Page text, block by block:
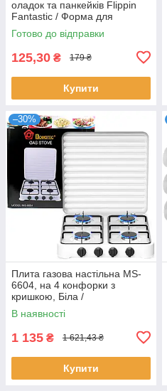
оладок та панкейків Flippin
Fantastic / Форма для
смаження яєць та оладок
Готово до відправки
125,30 ₴ 179 ₴
Купити
–30%
Плита газова настільна MS-
6604, на 4 конфорки з
кришкою, Біла /
Чотириконфоркова настільна
газова пічка
В наявності
1 135 ₴ 1 621,43 ₴
Купити